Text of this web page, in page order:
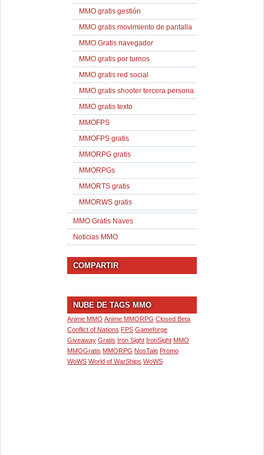
MMO gratis gestión
MMO gratis movimiento de pantalla
MMO Gratis navegador
MMO gratis por turnos
MMO gratis red social
MMO gratis shooter tercera persona
MMO gratis texto
MMOFPS
MMOFPS gratis
MMORPG gratis
MMORPGs
MMORTS gratis
MMORWS gratis
MMO Gratis Naves
Noticias MMO
COMPARTIR
NUBE DE TAGS MMO
Anime MMO Anime MMORPG Closed Beta
Conflict of Nations FPS Gameforge
Giveaway Gratis Iron Sight IronSight MMO
MMOGratis MMORPG NosTale Promo
WoWS World of WarShips WoWS